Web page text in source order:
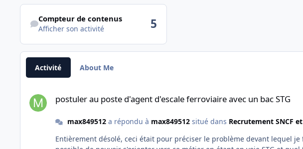
Afficher son activité
Compteur de contenus
Afficher son activité 5
Activité About Me
postuler au poste d'agent d'escale ferroviaire avec un bac STG
max849512a répondu à max849512situé dans Recrutement SNCF
Entièrement désolé, ceci était pour préciser le problème devant lequel je fais face....lequel étant de savoir si il est